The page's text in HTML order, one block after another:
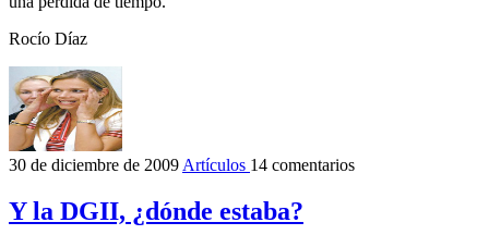
Rocío Díaz
30 de diciembre de 2009 Artículos 14 comentarios
Y la DGII, ¿dónde estaba?